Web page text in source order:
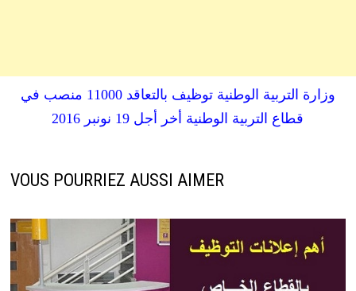
وزارة التربية الوطنية توظيف بالتعاقد 11000 منصب في
قطاع التربية الوطنية أخر أجل 19 نونبر 2016
VOUS POURRIEZ AUSSI AIMER